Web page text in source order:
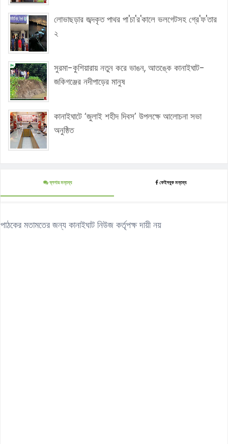
লোভাছড়ার জব্দকৃত পাথর পা'চা'র'কালে ভলগেটসহ গ্রে'ফ'তার
২
সুরমা-কুশিয়ারায় নতুন করে ভাঙন, আতঙ্কে কানাইঘাট-
জকিগঞ্জের নদীপাড়ের মানুষ
কানাইঘাটে ‘জুলাই শহীদ দিবস’ উপলক্ষে আলোচনা সভা
অনুষ্ঠিত
ব্লগার মন্তব্য ফেইসবুক মন্তব্য
পাঠকের মতামতের জন্য কানাইঘাট নিউজ কর্তৃপক্ষ দায়ী নয়